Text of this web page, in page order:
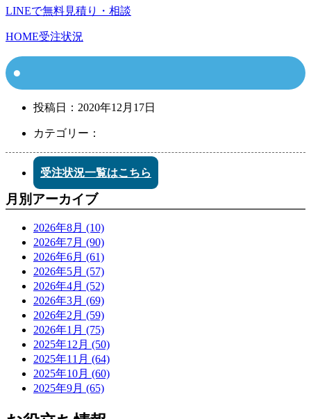
LINEで無料見積り・相談
HOME受注状況
投稿日： 2020年12月17日
カテゴリー：
受注状況一覧はこちら
月別アーカイブ
2026年8月 (10)
2026年7月 (90)
2026年6月 (61)
2026年5月 (57)
2026年4月 (52)
2026年3月 (69)
2026年2月 (59)
2026年1月 (75)
2025年12月 (50)
2025年11月 (64)
2025年10月 (60)
2025年9月 (65)